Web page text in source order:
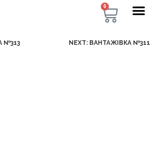
0
№313 NEXT: ВАНТАЖІВКА №311